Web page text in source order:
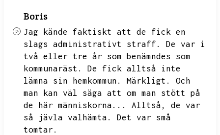
Boris
Jag kände faktiskt att de fick en
slags administrativt straff.
De var i
två eller tre år som benämndes som
kommunaräst.
De fick alltså inte
lämna sin hemkommun.
Märkligt.
Och
man kan väl säga att om man stött på
de här människorna...
Alltså,
de var
så jävla valhämta.
Det var små
tomtar.